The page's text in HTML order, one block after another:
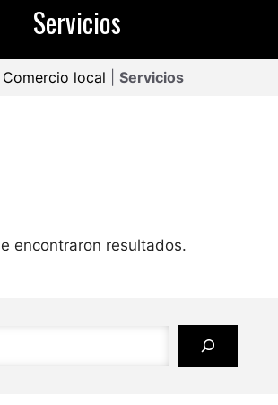
Servicios
Comercio local |Servicios
encontraron resultados.